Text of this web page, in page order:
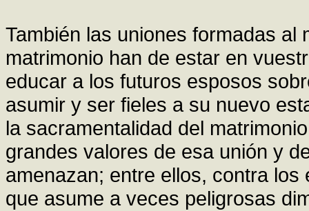
También las uniones formadas
matrimonio han de estar en
educar a los futuros esposos
asumir y ser fieles a su nuevo
la sacramentalidad del
grandes valores de esa unión y
amenazan; entre ellos, contra
que asume a veces peligrosas